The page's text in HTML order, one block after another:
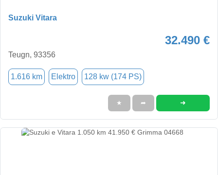
Suzuki Vitara
32.490 €
Teugn, 93356
1.616 km Elektro 128 kw (174 PS)
★ ➦ ➜